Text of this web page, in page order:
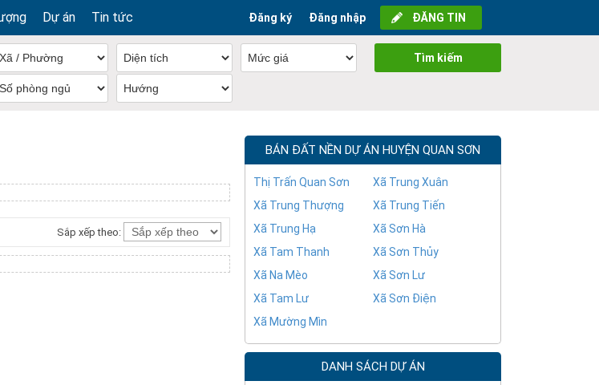
Dự án Tin tức ĐĂNG TIN
Đăng nhập
Đăng ký
Tìm kiếm
Sắp xếp theo:
BÁN ĐẤT NỀN DỰ ÁN HUYỆN QUAN SƠN
Thị Trấn Quan Sơn
Xã Trung Xuân
Xã Trung Thượng
Xã Trung Tiến
Xã Trung Hạ
Xã Sơn Hà
Xã Tam Thanh
Xã Sơn Thủy
Xã Na Mèo
Xã Sơn Lư
Xã Tam Lư
Xã Sơn Điện
Xã Mường Mìn
DANH SÁCH DỰ ÁN